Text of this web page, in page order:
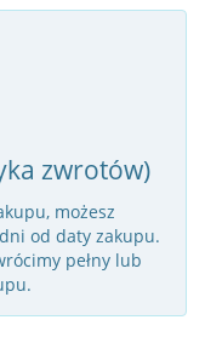
zwrotów)
możesz
od daty zakupu.
pełny lub